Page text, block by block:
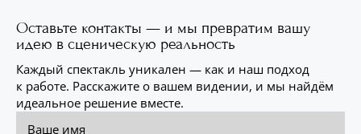
Оставьте контакты — и мы превратим вашу
идею в сценическую реальность
Каждый спектакль уникален — как и наш подход
к работе. Расскажите о вашем видении, и мы найдём
идеальное решение вместе.